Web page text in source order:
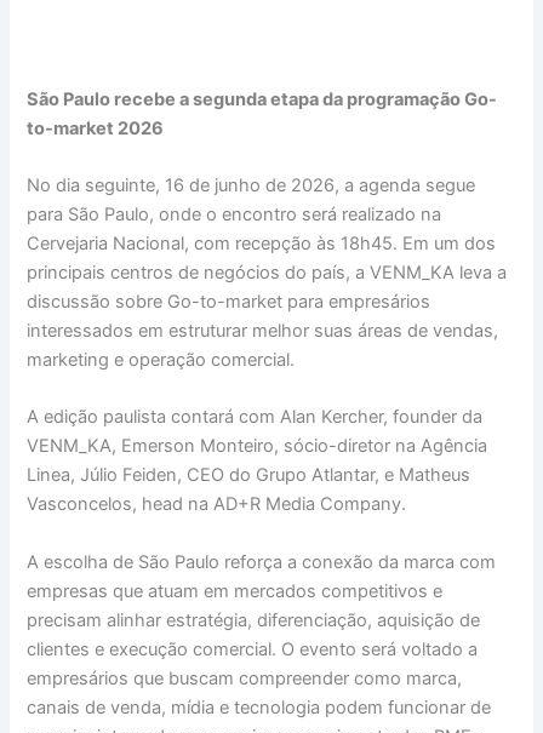
São Paulo recebe a segunda etapa da programação Go-
to-market 2026
No dia seguinte, 16 de junho de 2026, a agenda segue
para São Paulo, onde o encontro será realizado na
Cervejaria Nacional, com recepção às 18h45. Em um dos
principais centros de negócios do país, a VENM_KA leva a
discussão sobre Go-to-market para empresários
interessados em estruturar melhor suas áreas de vendas,
marketing e operação comercial.
A edição paulista contará com Alan Kercher, founder da
VENM_KA, Emerson Monteiro, sócio-diretor na Agência
Linea, Júlio Feiden, CEO do Grupo Atlantar, e Matheus
Vasconcelos, head na AD+R Media Company.
A escolha de São Paulo reforça a conexão da marca com
empresas que atuam em mercados competitivos e
precisam alinhar estratégia, diferenciação, aquisição de
clientes e execução comercial. O evento será voltado a
empresários que buscam compreender como marca,
canais de venda, mídia e tecnologia podem funcionar de